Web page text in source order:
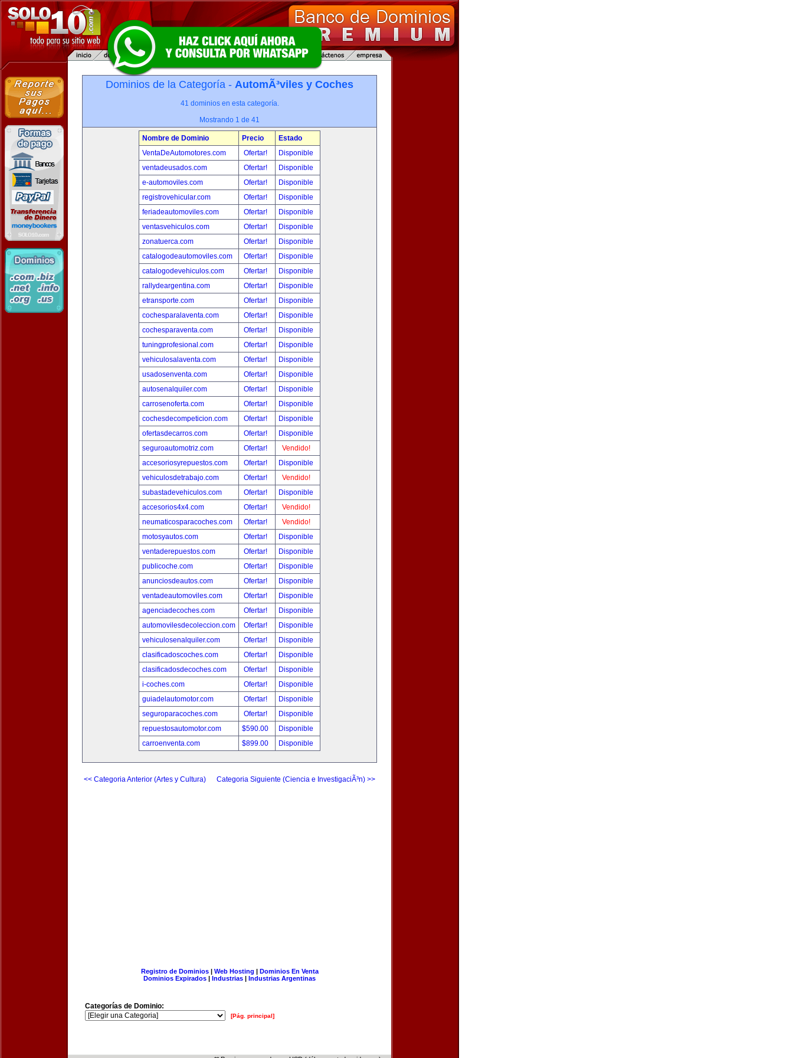
Dominios de la Categoría - AutomÃ³viles y Coches
41 dominios en esta categoría.
Mostrando 1 de 41
Nombre de Dominio Precio
Estado
VentaDeAutomotores.com
Ofertar!
Disponible
ventadeusados.com
Ofertar!
Disponible
e-automoviles.com
Ofertar!
Disponible
registrovehicular.com
Ofertar!
Disponible
feriadeautomoviles.com
Ofertar!
Disponible
ventasvehiculos.com
Ofertar!
Disponible
zonatuerca.com
Ofertar!
Disponible
catalogodeautomoviles.com
Ofertar!
Disponible
catalogodevehiculos.com
Ofertar!
Disponible
rallydeargentina.com
Ofertar!
Disponible
etransporte.com
Ofertar!
Disponible
cochesparalaventa.com
Ofertar!
Disponible
cochesparaventa.com
Ofertar!
Disponible
tuningprofesional.com
Ofertar!
Disponible
vehiculosalaventa.com
Ofertar!
Disponible
usadosenventa.com
Ofertar!
Disponible
autosenalquiler.com
Ofertar!
Disponible
carrosenoferta.com
Ofertar!
Disponible
cochesdecompeticion.com
Ofertar!
Disponible
ofertasdecarros.com
Ofertar!
Disponible
seguroautomotriz.com
Ofertar!
Vendido!
accesoriosyrepuestos.com
Ofertar!
Disponible
vehiculosdetrabajo.com
Ofertar!
Vendido!
subastadevehiculos.com
Ofertar!
Disponible
accesorios4x4.com
Ofertar!
Vendido!
neumaticosparacoches.com
Ofertar!
Vendido!
motosyautos.com
Ofertar!
Disponible
ventaderepuestos.com
Ofertar!
Disponible
publicoche.com
Ofertar!
Disponible
anunciosdeautos.com
Ofertar!
Disponible
ventadeautomoviles.com
Ofertar!
Disponible
agenciadecoches.com
Ofertar!
Disponible
automovilesdecoleccion.com
Ofertar!
Disponible
vehiculosenalquiler.com
Ofertar!
Disponible
clasificadoscoches.com
Ofertar!
Disponible
clasificadosdecoches.com
Ofertar!
Disponible
i-coches.com
Ofertar!
Disponible
guiadelautomotor.com
Ofertar!
Disponible
seguroparacoches.com
Ofertar!
Disponible
repuestosautomotor.com
$590.00
Disponible
carroenventa.com
$899.00 Disponible
<< Categoria Anterior (Artes y Cultura) Categoria Siguiente (Ciencia e InvestigaciÃ³n) >>
Registro de Dominios| Web Hosting | Dominios En Venta
Dominios Expirados | Industrias | Industrias Argentinas
Categorías de Dominio:
[Pág. principal]